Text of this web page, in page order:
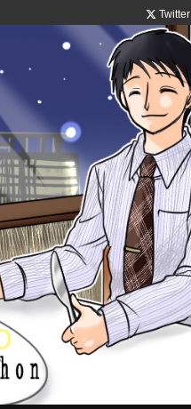
Twitter